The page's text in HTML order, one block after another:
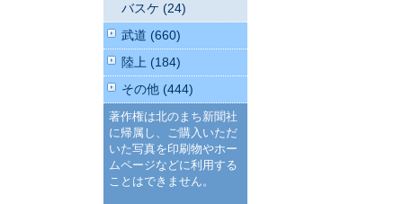
バスケ (24)
武道 (660)
陸上 (184)
その他 (444)
著作権は北のまち新聞社
に帰属し、ご購入いただ
いた写真を印刷物やホー
ムページなどに利用する
ことはできません。